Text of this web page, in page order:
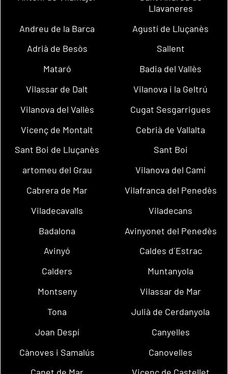
Llavaneres
Andreu de la Barca
Agustí de Lluçanès
Adrià de Besòs
Sallent
Mataró
Badia del Vallès
Vilassar de Dalt
Vilanova i la Geltrú
Vilanova del Vallès
Cugat Sesgarrigues
Vicenç de Montalt
Cebrià de Vallalta
Sant Boi de Lluçanès
Sant Boi
artomeu del Grau
Vilanova del Camí
Cabrera de Mar
Vilafranca del Penedès
Viladecavalls
Viladecans
Badalona
Avinyonet del Penedès
Avinyó
Caldes d´Estrac
Calders
Muntanyola
Montseny
Vilassar de Mar
Tona
Julià de Cerdanyola
Joan Despí
Canyelles
Cànoves i Samalús
Canovelles